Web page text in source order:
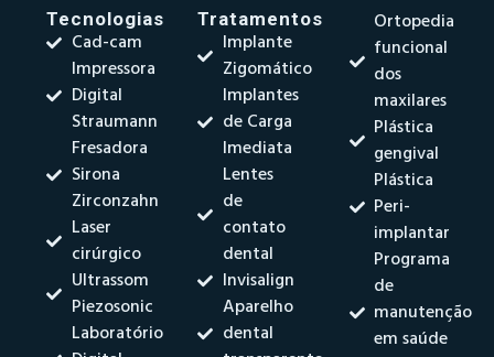
Tecnologias
Cad-cam
Impressora
Digital
Straumann
Fresadora
Sirona
Zirconzahn
Laser
cirúrgico
Ultrassom
Piezosonic
Laboratório
Tratamentos
Implante
Zigomático
Implantes
de Carga
Imediata
Lentes
de
contato
dental
Invisalign
Aparelho
dental
Ortopedia
funcional
dos
maxilares
Plástica
gengival
Plástica
Peri-
implantar
Programa
de
manutenção
em saúde